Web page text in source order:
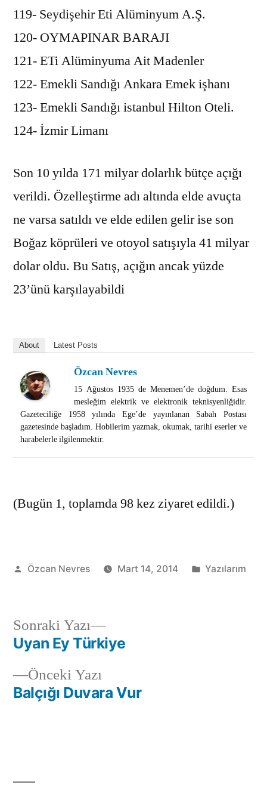
119- Seydişehir Eti Alüminyum A.Ş.
120- OYMAPINAR BARAJI
121- ETi Alüminyuma Ait Madenler
122- Emekli Sandığı Ankara Emek işhanı
123- Emekli Sandığı istanbul Hilton Oteli.
124- İzmir Limanı
Son 10 yılda 171 milyar dolarlık bütçe açığı
verildi. Özelleştirme adı altında elde avuçta
ne varsa satıldı ve elde edilen gelir ise son
Boğaz köprüleri ve otoyol satışıyla 41 milyar
dolar oldu. Bu Satış, açığın ancak yüzde
23’ünü karşılayabildi
About Latest Posts
Özcan Nevres
15 Ağustos 1935 de Menemen’de doğdum. Esas
mesleğim elektrik ve elektronik teknisyenliğidir.
Gazeteciliğe 1958 yılında Ege’de yayınlanan Sabah Postası
gazetesinde başladım. Hobilerim yazmak, okumak, tarihi eserler ve
harabelerle ilgilenmektir.
(Bugün 1, toplamda 98 kez ziyaret edildi.)
Gönderen:
Özcan Nevres Mart 14, 2014 Kategori:
Yazılarım
Yazı
gezinmesi
Önceki YazıÖnceki
yazı:
Balçığı Duvara Vur
Sonraki Yazı
Sonraki
yazı:
Uyan Ey Türkiye